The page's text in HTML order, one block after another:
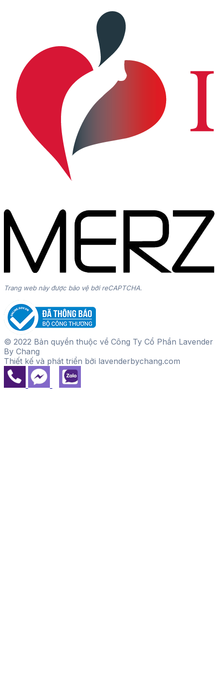
Trang web này được bảo vệ bởi reCAPTCHA.
© 2022 Bản quyền thuộc về Công Ty Cổ Phần Lavender
By Chang
Thiết kế và phát triển bởi lavenderbychang.com